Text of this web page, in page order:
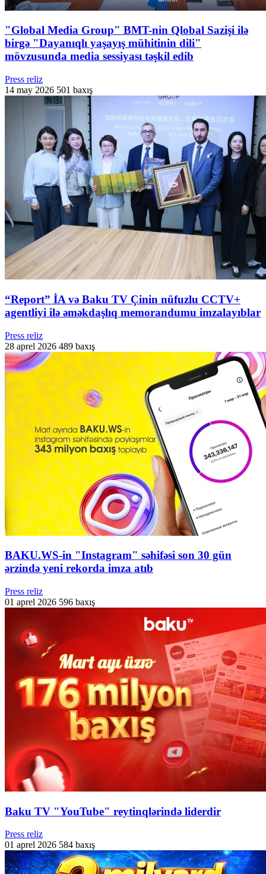
"Global Media Group" BMT-nin Qlobal Sazişi ilə
birgə "Dayanıqlı yaşayış mühitinin dili"
mövzusunda media sessiyası təşkil edib
Press reliz
14 may 2026 501 baxış
“Report” İA və Baku TV Çinin nüfuzlu CCTV+
agentliyi ilə əməkdaşlıq memorandumu imzalayıblar
Press reliz
28 aprel 2026 489 baxış
BAKU.WS-in "Instagram" səhifəsi son 30 gün
ərzində yeni rekorda imza atıb
Press reliz
01 aprel 2026 596 baxış
Baku TV "YouTube" reytinqlərində liderdir
Press reliz
01 aprel 2026 584 baxış